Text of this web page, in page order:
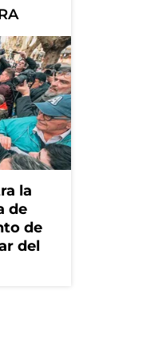
la
de
de
del